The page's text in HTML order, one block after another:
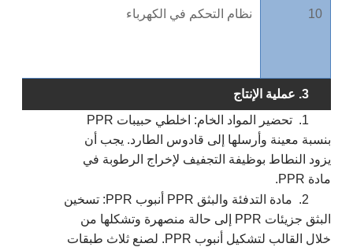
10 نظام التحكم في الكهرباء
3. عملية الإنتاج
1.
تحضير المواد الخام: اخلطي حبيبات PPR
بنسبة معينة وأرسلها إلى قادوس الطارد. يجب أن
يزود النطاط بوظيفة التجفيف لإخراج الرطوبة في
مادة PPR.
2.
مادة التدفئة والبثق PPR أنبوب PPR: تسخين
البثق جزيئات PPR إلى حالة منصهرة وتشكلها من
خلال القالب لتشكيل أنبوب PPR. لصنع ثلاث طبقات